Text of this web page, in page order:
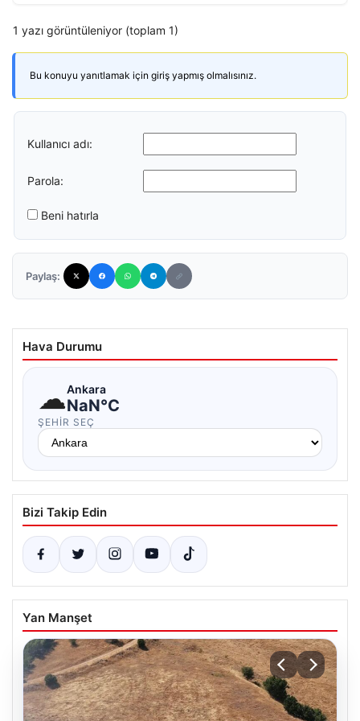
1 yazı görüntüleniyor (toplam 1)
Bu konuyu yanıtlamak için giriş yapmış olmalısınız.
Kullanıcı adı:
Parola:
Beni hatırla
Paylaş:
Hava Durumu
☁Ankara
NaN°C
ŞEHIR SEÇ
Bizi Takip Edin
Yan Manşet